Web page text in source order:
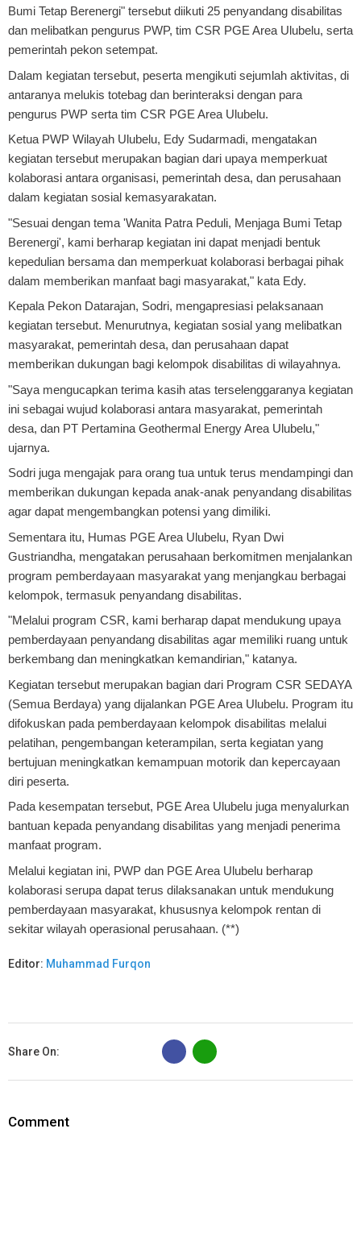
Bumi Tetap Berenergi" tersebut diikuti 25 penyandang disabilitas
dan melibatkan pengurus PWP, tim CSR PGE Area Ulubelu, serta
pemerintah pekon setempat.
Dalam kegiatan tersebut, peserta mengikuti sejumlah aktivitas, di
antaranya melukis totebag dan berinteraksi dengan para
pengurus PWP serta tim CSR PGE Area Ulubelu.
Ketua PWP Wilayah Ulubelu, Edy Sudarmadi, mengatakan
kegiatan tersebut merupakan bagian dari upaya memperkuat
kolaborasi antara organisasi, pemerintah desa, dan perusahaan
dalam kegiatan sosial kemasyarakatan.
"Sesuai dengan tema 'Wanita Patra Peduli, Menjaga Bumi Tetap
Berenergi', kami berharap kegiatan ini dapat menjadi bentuk
kepedulian bersama dan memperkuat kolaborasi berbagai pihak
dalam memberikan manfaat bagi masyarakat," kata Edy.
Kepala Pekon Datarajan, Sodri, mengapresiasi pelaksanaan
kegiatan tersebut. Menurutnya, kegiatan sosial yang melibatkan
masyarakat, pemerintah desa, dan perusahaan dapat
memberikan dukungan bagi kelompok disabilitas di wilayahnya.
"Saya mengucapkan terima kasih atas terselenggaranya kegiatan
ini sebagai wujud kolaborasi antara masyarakat, pemerintah
desa, dan PT Pertamina Geothermal Energy Area Ulubelu,"
ujarnya.
Sodri juga mengajak para orang tua untuk terus mendampingi dan
memberikan dukungan kepada anak-anak penyandang disabilitas
agar dapat mengembangkan potensi yang dimiliki.
Sementara itu, Humas PGE Area Ulubelu, Ryan Dwi
Gustriandha, mengatakan perusahaan berkomitmen menjalankan
program pemberdayaan masyarakat yang menjangkau berbagai
kelompok, termasuk penyandang disabilitas.
"Melalui program CSR, kami berharap dapat mendukung upaya
pemberdayaan penyandang disabilitas agar memiliki ruang untuk
berkembang dan meningkatkan kemandirian," katanya.
Kegiatan tersebut merupakan bagian dari Program CSR SEDAYA
(Semua Berdaya) yang dijalankan PGE Area Ulubelu. Program itu
difokuskan pada pemberdayaan kelompok disabilitas melalui
pelatihan, pengembangan keterampilan, serta kegiatan yang
bertujuan meningkatkan kemampuan motorik dan kepercayaan
diri peserta.
Pada kesempatan tersebut, PGE Area Ulubelu juga menyalurkan
bantuan kepada penyandang disabilitas yang menjadi penerima
manfaat program.
Melalui kegiatan ini, PWP dan PGE Area Ulubelu berharap
kolaborasi serupa dapat terus dilaksanakan untuk mendukung
pemberdayaan masyarakat, khususnya kelompok rentan di
sekitar wilayah operasional perusahaan. (**)
Editor: Muhammad Furqon
Share On:
B
Comment